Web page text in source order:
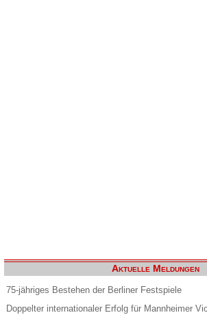
Aktuelle Meldungen
75-jähriges Bestehen der Berliner Festspiele
Doppelter internationaler Erfolg für Mannheimer